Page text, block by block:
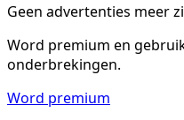
Geen advertenties meer
Word premium en
onderbrekingen.
Word premium